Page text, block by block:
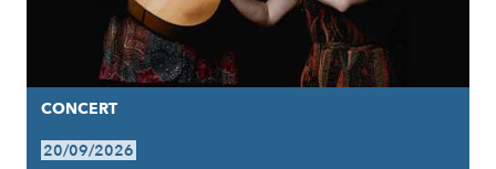
CONCERT
20/09/2026